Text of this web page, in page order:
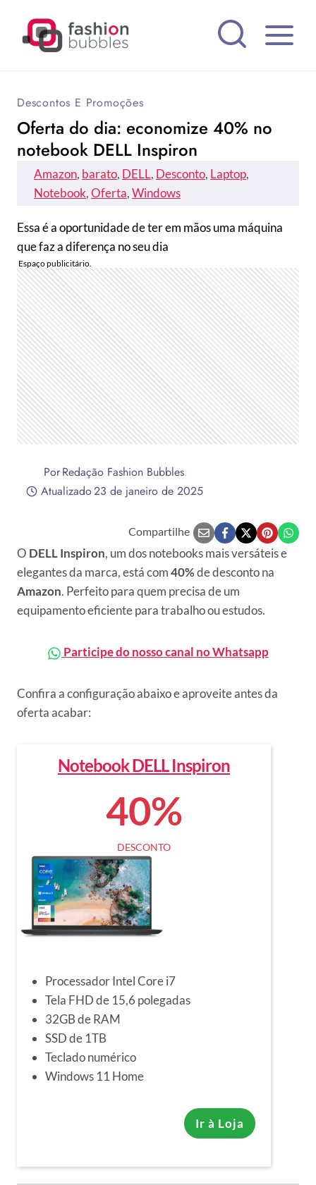
Descontos E Promoções
Oferta do dia: economize 40% no
notebook DELL Inspiron
Amazon, barato, DELL, Desconto, Laptop
Notebook, Oferta, Windows
Essa é a oportunidade de ter em mãos uma máquina
que faz a diferença no seu dia
PorRedação Fashion Bubbles
Atualizado23 de janeiro de 2025
Compartilhe
O DELL Inspiron, um dos notebooks mais versáteis e
elegantes da marca, está com40%de desconto na
Amazon. Perfeito para quem precisa de um
equipamento eficiente para trabalho ou estudos.
Participe do nosso canal no Whatsapp
Confira a configuração abaixo e aproveite antes da
oferta acabar:
Notebook DELL Inspiron
40%
DESCONTO
Processador Intel Core i7
Tela FHD de 15,6 polegadas
32GB de RAM
SSD de 1TB
Teclado numérico
Windows 11 Home
Ir à Loja